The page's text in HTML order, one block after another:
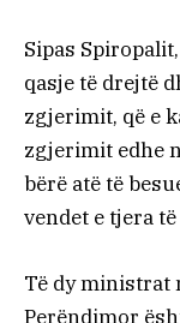
Sipas
qasje të drejtë
zgjerimit, që e
zgjerimit edhe
bërë atë të
vendet e tjera
Të dy ministrat
Perëndimor